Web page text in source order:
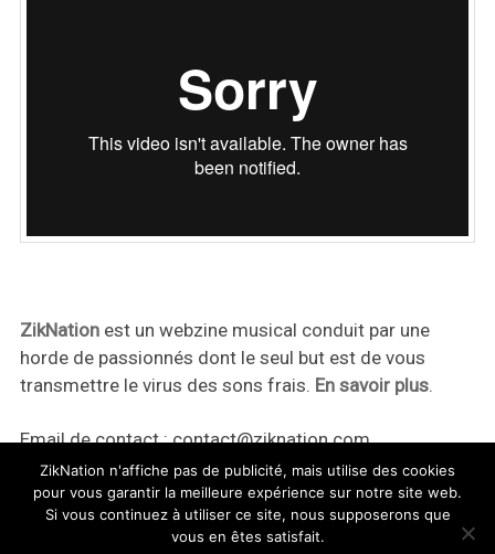
ZikNationest un webzine musical conduit par une
horde de passionnés dont le seul but est de vous
transmettre le virus des sons frais. En savoir plus.
Email de contact :contact@ziknation.com
ZikNation n'affiche pas de publicité, mais utilise des cookies
pour vous garantir la meilleure expérience sur notre site web.
Si vous continuez à utiliser ce site, nous supposerons que
vous en êtes satisfait.